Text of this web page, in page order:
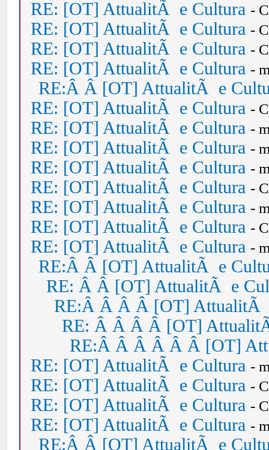
RE: [OT] AttualitÃ e Cultura -
RE: [OT] AttualitÃ e Cultura -
RE: [OT] AttualitÃ e Cultura -
RE: [OT] AttualitÃ e Cultura -
RE:Â Â [OT] AttualitÃ e
RE: [OT] AttualitÃ e Cultura -
RE: [OT] AttualitÃ e Cultura -
RE: [OT] AttualitÃ e Cultura -
RE: [OT] AttualitÃ e Cultura -
RE: [OT] AttualitÃ e Cultura -
RE: [OT] AttualitÃ e Cultura -
RE: [OT] AttualitÃ e Cultura -
RE: [OT] AttualitÃ e Cultura -
RE:Â Â [OT] AttualitÃ e
RE: Â Â [OT] AttualitÃ e
RE:Â Â Â Â [OT] AttualitÃ
RE: Â Â Â Â [OT]
RE:Â Â Â Â Â Â [OT]
RE: [OT] AttualitÃ e Cultura -
RE: [OT] AttualitÃ e Cultura -
RE: [OT] AttualitÃ e Cultura -
RE: [OT] AttualitÃ e Cultura -
RE:Â Â [OT] AttualitÃ e